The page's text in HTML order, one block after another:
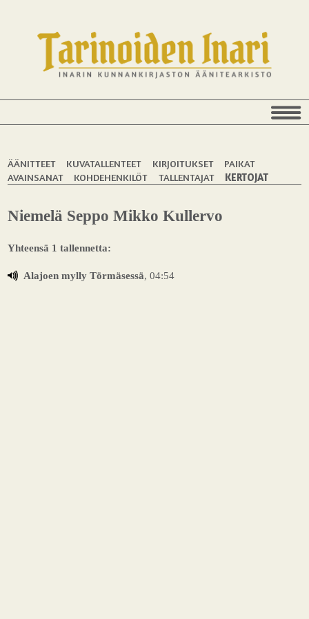
ÄÄNITTEET KUVATALLENTEET KIRJOITUKSET
PAIKAT
AVAINSANAT
KOHDEHENKILÖT TALLENTAJAT KERTOJAT
Niemelä Seppo Mikko Kullervo
Yhteensä 1 tallennetta:
Alajoen mylly Törmäsessä, 04:54